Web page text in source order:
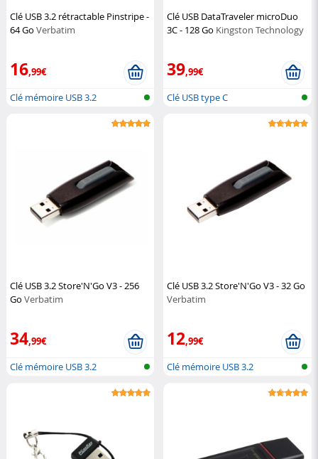
Clé USB 3.2 rétractable Pinstripe -
64 Go Verbatim
16,99€
Clé mémoire USB 3.2
Clé USB DataTraveler microDuo
3C - 128 Go Kingston Technology
39,99€
Clé USB type C
Clé USB 3.2 Store'N'Go V3 - 256
Go Verbatim
34,99€
Clé mémoire USB 3.2
Clé USB 3.2 Store'N'Go V3 - 32 Go
Verbatim
12,99€
Clé mémoire USB 3.2